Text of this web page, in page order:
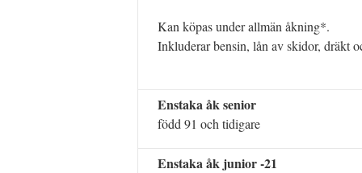
Kan köpas under allmän åkning*.
Inkluderar bensin, lån av skidor, dräkt
Enstaka åk senior
född 91 och tidigare
Enstaka åk junior -21